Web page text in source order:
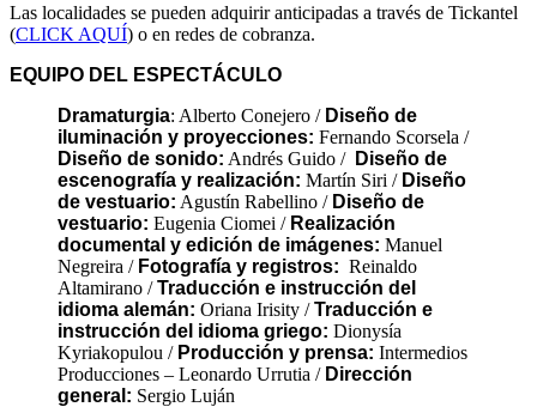
Las localidades se pueden adquirir anticipadas a través de Tickantel
(CLICK AQUÍ) o en redes de cobranza.
EQUIPO DEL ESPECTÁCULO
Dramaturgia: Alberto Conejero / Diseño de
iluminación y proyecciones: Fernando Scorsela /
Diseño de sonido: Andrés Guido / Diseño de
escenografía y realización: Martín Siri / Diseño
de vestuario: Agustín Rabellino / Diseño de
vestuario: Eugenia Ciomei / Realización
documental y edición de imágenes: Manuel
Negreira / Fotografía y registros: Reinaldo
Altamirano /Traducción e instrucción del
idioma alemán: Oriana Irisity /Traducción e
instrucción del idioma griego: Dionysía
Kyriakopulou / Producción y prensa: Intermedios
Producciones – Leonardo Urrutia / Dirección
general: Sergio Luján